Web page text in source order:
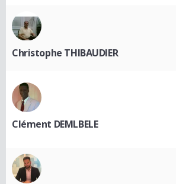
Christophe THIBAUDIER
Clément DEMLBELE